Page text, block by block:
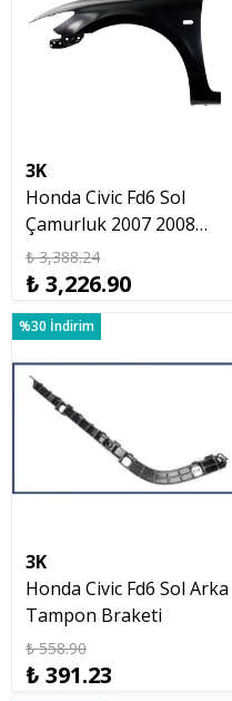
3K
Honda Civic Fd6 Sol
Çamurluk 2007 2008
2009 2010 2011
₺ 3,388.24
₺ 3,226.90
%30 İndirim
3K
Honda Civic Fd6 Sol Arka
Tampon Braketi
₺ 558.90
₺ 391.23